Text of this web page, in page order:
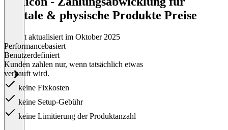
digitale & physische Produkte Preise
Zuletzt aktualisiert im Oktober 2025
Performancebasiert
Benutzerdefiniert
Kunden zahlen nur, wenn tatsächlich etwas
verkauft wird.
keine Fixkosten
keine Setup-Gebühr
keine Limitierung der Produktanzahl